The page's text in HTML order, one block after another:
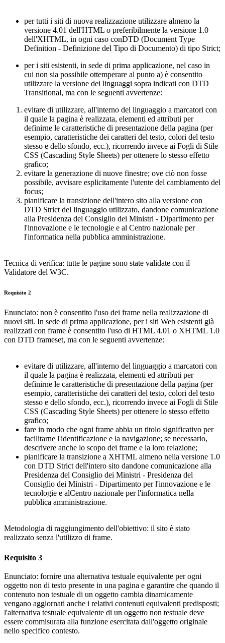
per tutti i siti di nuova realizzazione utilizzare almeno la
versione 4.01 dell'HTML o preferibilmente la versione 1.0
dell'XHTML, in ogni caso conDTD (Document Type
Definition - Definizione del Tipo di Documento) di tipo Strict;
per i siti esistenti, in sede di prima applicazione, nel caso in
cui non sia possibile ottemperare al punto a) è consentito
utilizzare la versione dei linguaggi sopra indicati con DTD
Transitional, ma con le seguenti avvertenze:
evitare di utilizzare, all'interno del linguaggio a marcatori con
il quale la pagina è realizzata, elementi ed attributi per
definirne le caratteristiche di presentazione della pagina (per
esempio, caratteristiche dei caratteri del testo, colori del testo
stesso e dello sfondo, ecc.), ricorrendo invece ai Fogli di Stile
CSS (Cascading Style Sheets) per ottenere lo stesso effetto
grafico;
evitare la generazione di nuove finestre; ove ciò non fosse
possibile, avvisare esplicitamente l'utente del cambiamento del
focus;
pianificare la transizione dell'intero sito alla versione con
DTD Strict del linguaggio utilizzato, dandone comunicazione
alla Presidenza del Consiglio dei Ministri - Dipartimento per
l'innovazione e le tecnologie e al Centro nazionale per
l'informatica nella pubblica amministrazione.
Tecnica di verifica: tutte le pagine sono state validate con il
Validatore del W3C.
Requisito 2
Enunciato: non è consentito l'uso dei frame nella realizzazione di
nuovi siti. In sede di prima applicazione, per i siti Web esistenti già
realizzati con frame è consentito l'uso di HTML 4.01 o XHTML 1.0
con DTD frameset, ma con le seguenti avvertenze:
evitare di utilizzare, all'interno del linguaggio a marcatori con
il quale la pagina è realizzata, elementi ed attributi per
definirne le caratteristiche di presentazione della pagina (per
esempio, caratteristiche dei caratteri del testo, colori del testo
stesso e dello sfondo, ecc.), ricorrendo invece ai Fogli di Stile
CSS (Cascading Style Sheets) per ottenere lo stesso effetto
grafico;
fare in modo che ogni frame abbia un titolo significativo per
facilitarne l'identificazione e la navigazione; se necessario,
descrivere anche lo scopo dei frame e la loro relazione;
pianificare la transizione a XHTML almeno nella versione 1.0
con DTD Strict dell'intero sito dandone comunicazione alla
Presidenza del Consiglio dei Ministri - Presidenza del
Consiglio dei Ministri - Dipartimento per l'innovazione e le
tecnologie e alCentro nazionale per l'informatica nella
pubblica amministrazione.
Metodologia di raggiungimento dell'obiettivo: il sito è stato
realizzato senza l'utilizzo di frame.
Requisito 3
Enunciato: fornire una alternativa testuale equivalente per ogni
oggetto non di testo presente in una pagina e garantire che quando il
contenuto non testuale di un oggetto cambia dinamicamente
vengano aggiornati anche i relativi contenuti equivalenti predisposti;
l'alternativa testuale equivalente di un oggetto non testuale deve
essere commisurata alla funzione esercitata dall'oggetto originale
nello specifico contesto.